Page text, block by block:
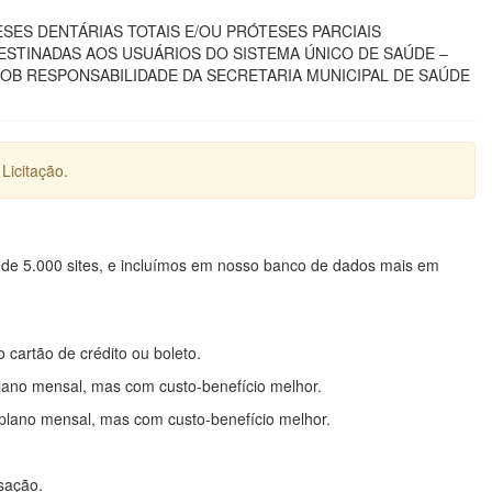
DENTÁRIAS TOTAIS E/OU PRÓTESES PARCIAIS
AOS USUÁRIOS DO SISTEMA ÚNICO DE SAÚDE –
RESPONSABILIDADE DA SECRETARIA MUNICIPAL DE SAÚDE
5.000 sites, e incluímos em nosso banco de dados mais em
cartão de crédito ou boleto.
mensal, mas com custo-benefício melhor.
mensal, mas com custo-benefício melhor.